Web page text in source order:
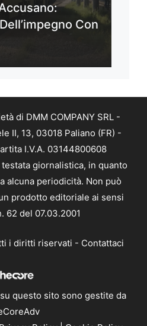
Con
di DMM COMPANY SRL -
II, 13, 03018 Paliano (FR) -
I.V.A. 03144800608
giornalistica, in quanto
alcuna periodicità. Non può
prodotto editoriale ai sensi
62 del 07.03.2001
i diritti riservati - Contattaci
questo sito sono gestite da